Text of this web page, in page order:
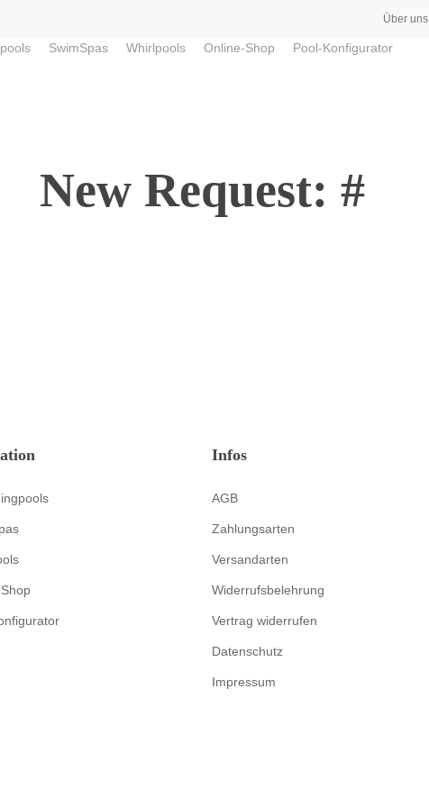
Über uns
SwimSpas Whirlpools Online-Shop Pool-Konfigurator
New Request: #
Infos
AGB
Zahlungsarten
Versandarten
Widerrufsbelehrung
Vertrag widerrufen
Datenschutz
Impressum